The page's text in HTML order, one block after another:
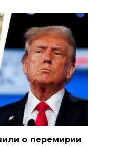
о перемирии